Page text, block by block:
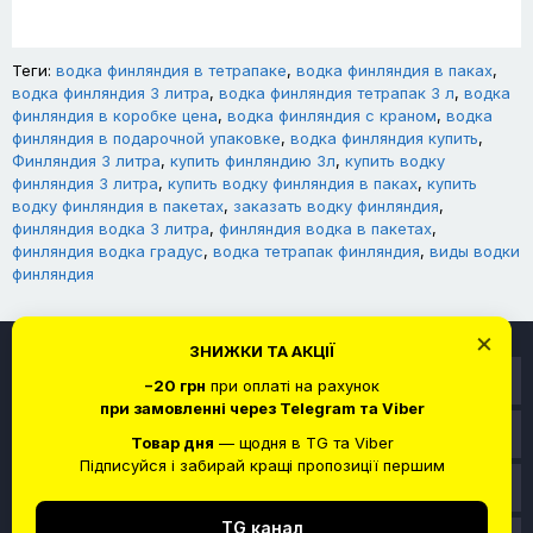
Теги: водка финляндия в тетрапаке, водка финляндия в паках,
водка финляндия 3 литра, водка финляндия тетрапак 3 л, водка
финляндия в коробке цена, водка финляндия с краном, водка
финляндия в подарочной упаковке, водка финляндия купить,
Финляндия 3 литра, купить финляндию 3л, купить водку
финляндия 3 литра, купить водку финляндия в паках, купить
водку финляндия в пакетах, заказать водку финляндия,
финляндия водка 3 литра, финляндия водка в пакетах,
финляндия водка градус, водка тетрапак финляндия, виды водки
финляндия
×
ЗНИЖКИ ТА АКЦІЇ
−20 грн при оплаті на рахунок
при замовленні через Telegram та Viber
Товар дня — щодня в TG та Viber
Підписуйся і забирай кращі пропозиції першим
TG канал
Служба поддержки